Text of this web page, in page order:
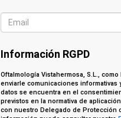
Información RGPD
Oftalmología Vistahermosa, S.L.,
enviarle comunicaciones informativas
datos se encuentra en el
previstos en la normativa de
con nuestro Delegado de Protección